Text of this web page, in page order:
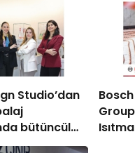
Studio’dan
bütüncül